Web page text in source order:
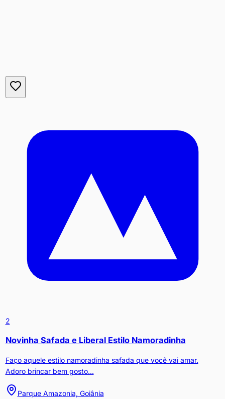
2
Novinha Safada e Liberal Estilo Namoradinha
Faço aquele estilo namoradinha safada que você vai amar.
Adoro brincar bem gosto...
Parque Amazonia, Goiânia